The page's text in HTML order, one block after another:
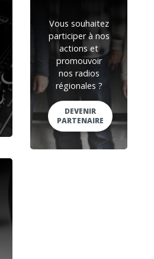
Vous souhaitez
participer à nos
actions et
promouvoir
nos radios
régionales ?
DEVENIR
PARTENAIRE